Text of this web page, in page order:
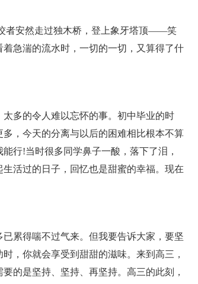
者安然走过独木桥，登上象牙塔顶——笑
急湍的流水时，一切的一切，又算得了什
多的令人难以忘怀的事。初中毕业的时
，今天的分离与以后的困难相比根本不算
行!当时很多同学鼻子一酸，落下了泪，
活过的日子，回忆也是甜蜜的幸福。现在
累得喘不过气来。但我要告诉大家，要坚
，你就会享受到甜甜的滋味。来到高三，
的是坚持、坚持、再坚持。高三的此刻，